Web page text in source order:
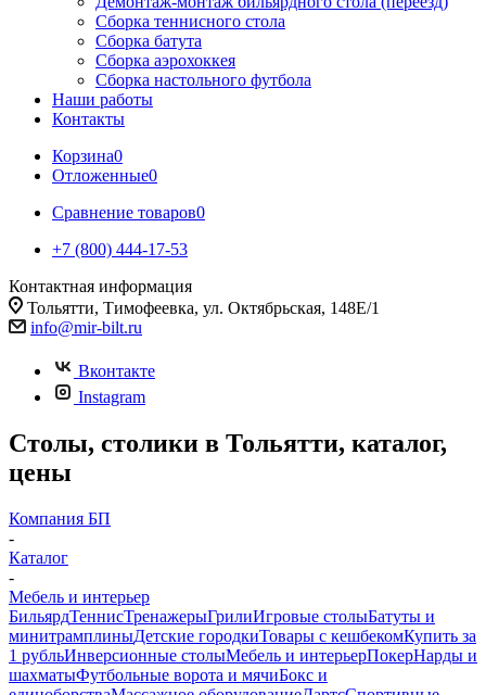
Сборка теннисного стола
Сборка батута
Сборка аэрохоккея
Сборка настольного футбола
Наши работы
Контакты
Корзина0
Отложенные0
Сравнение товаров0
+7 (800) 444-17-53
Контактная информация
Тольятти, Тимофеевка, ул. Октябрьская, 148Е/1
info@mir-bilt.ru
Вконтакте
Instagram
Столы, столики в Тольятти, каталог,
цены
Компания БП
-
Каталог
-
Мебель и интерьер
БильярдТеннисТренажерыГрилиИгровые столыБатуты и
минитрамплиныДетские городкиТовары с кешбекомКупить за
1 рубльИнверсионные столыМебель и интерьерПокерНарды и
шахматыФутбольные ворота и мячиБокс и